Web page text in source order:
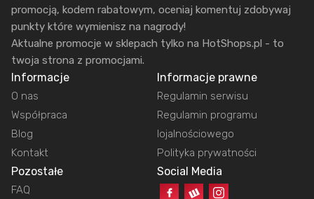
promocją, kodem rabatowym, oceniaj komentuj zdobywaj
punkty które wymienisz na nagrody!
Aktualne promocje w sklepach tylko na HotShops.pl - to
twoja strona z promocjami.
Informacje
O nas
Współpraca
Blog
Kontakt
Informacje prawne
Regulamin serwisu
Regulamin programu
lojalnościowego
Polityka prywatności
Pozostałe
FAQ
Social Media